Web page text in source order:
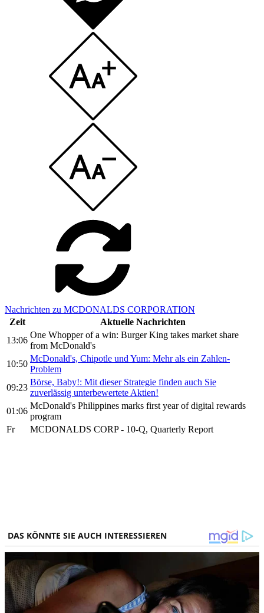
Nachrichten zu MCDONALDS CORPORATION
Zeit
Aktuelle Nachrichten
13:06
One Whopper of a win: Burger King takes market share
from McDonald's
10:50
McDonald's, Chipotle und Yum: Mehr als ein Zahlen-
Problem
09:23
Börse, Baby!: Mit dieser Strategie finden auch Sie
zuverlässig unterbewertete Aktien!
01:06
McDonald's Philippines marks first year of digital rewards
program
Fr
MCDONALDS CORP - 10-Q, Quarterly Report